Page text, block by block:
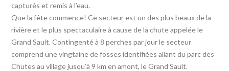
capturés et remis à l’eau.
Que la fête commence! Ce secteur est un des plus beaux de la
rivière et le plus spectaculaire à cause de la chute appelée le
Grand Sault. Contingenté à 8 perches par jour le secteur
comprend une vingtaine de fosses identifiées allant du parc des
Chutes au village jusqu’à 9 km en amont, le Grand Sault.